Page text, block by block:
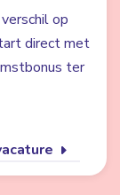
op
direct met
ter